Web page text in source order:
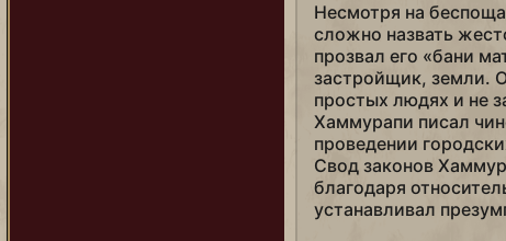
Несмотря на
сложно назвать
прозвал его «бани
застройщик, земли.
простых людях и не
Хаммурапи писал
проведении
Свод законов
благодаря
устанавливал